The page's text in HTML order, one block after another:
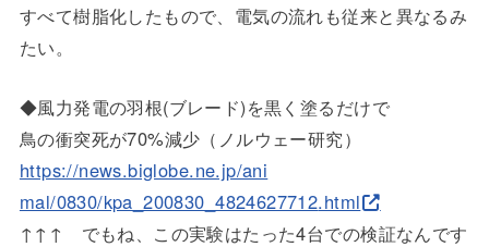
すべて樹脂化したもので、電気の流れも従来と異なるみ
たい。
◆風力発電の羽根(ブレード)を黒く塗るだけで
鳥の衝突死が70%減少（ノルウェー研究）
https://news.biglobe.ne.jp/ani
mal/0830/kpa_200830_4824627712.html
↑↑↑ でもね、この実験はたった4台での検証なんです